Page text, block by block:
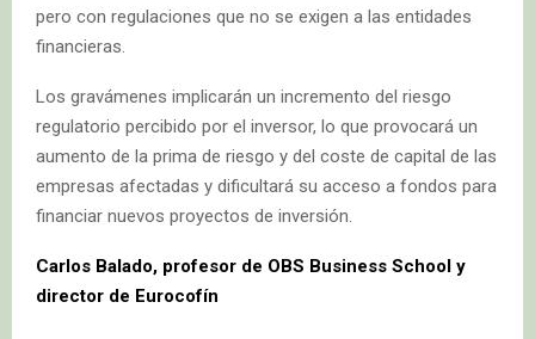
pero con regulaciones que no se exigen a las entidades
financieras.
Los gravámenes implicarán un incremento del riesgo
regulatorio percibido por el inversor, lo que provocará un
aumento de la prima de riesgo y del coste de capital de las
empresas afectadas y dificultará su acceso a fondos para
financiar nuevos proyectos de inversión.
Carlos Balado, profesor de OBS Business School y
director de Eurocofín